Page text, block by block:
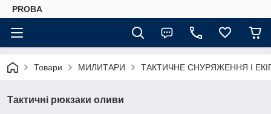
PROBA
Товари МИЛИТАРИ ТАКТИЧНЕ СНУРЯЖЕННЯ І
Тактичні рюкзаки оливи